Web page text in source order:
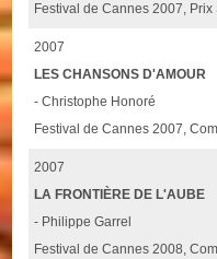
Festival de Cannes 2007,
2007
LES CHANSONS D'AMOUR
- Christophe Honoré
Festival de Cannes 2007,
2007
LA FRONTIÈRE DE L'AUBE
- Philippe Garrel
Festival de Cannes 2008,